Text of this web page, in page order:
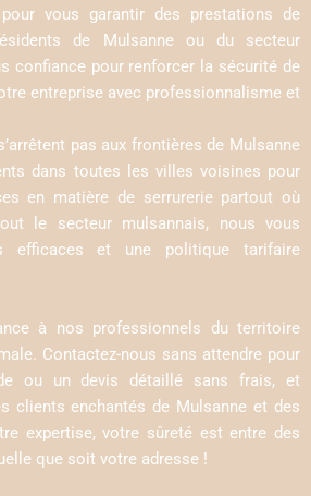
vous garantir des prestations de
de Mulsanne ou du secteur
confiance pour renforcer la sécurité de
entreprise avec professionnalisme et
pas aux frontières de Mulsanne
dans toutes les villes voisines pour
en matière de serrurerie partout où
le secteur mulsannais, nous vous
efficaces et une politique tarifaire
à nos professionnels du territoire
Contactez-nous sans attendre pour
ou un devis détaillé sans frais, et
clients enchantés de Mulsanne et des
expertise, votre sûreté est entre des
que soit votre adresse !